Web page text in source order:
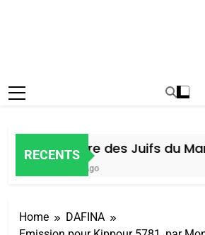
RECENTS
Histoire des Juifs du
6 Jours Ago
Home
DAFINA